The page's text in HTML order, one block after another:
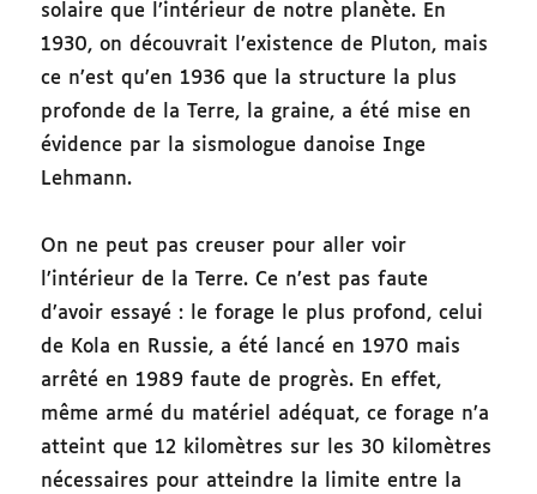
solaire que l’intérieur de notre planète. En
1930, on découvrait l’existence de Pluton, mais
ce n’est qu’en 1936 que la structure la plus
profonde de la Terre, la graine, a été mise en
évidence par la sismologue danoise Inge
Lehmann.
On ne peut pas creuser pour aller voir
l’intérieur de la Terre. Ce n’est pas faute
d’avoir essayé : le forage le plus profond, celui
de Kola en Russie, a été lancé en 1970 mais
arrêté en 1989 faute de progrès. En effet,
même armé du matériel adéquat, ce forage n’a
atteint que 12 kilomètres sur les 30 kilomètres
nécessaires pour atteindre la limite entre la